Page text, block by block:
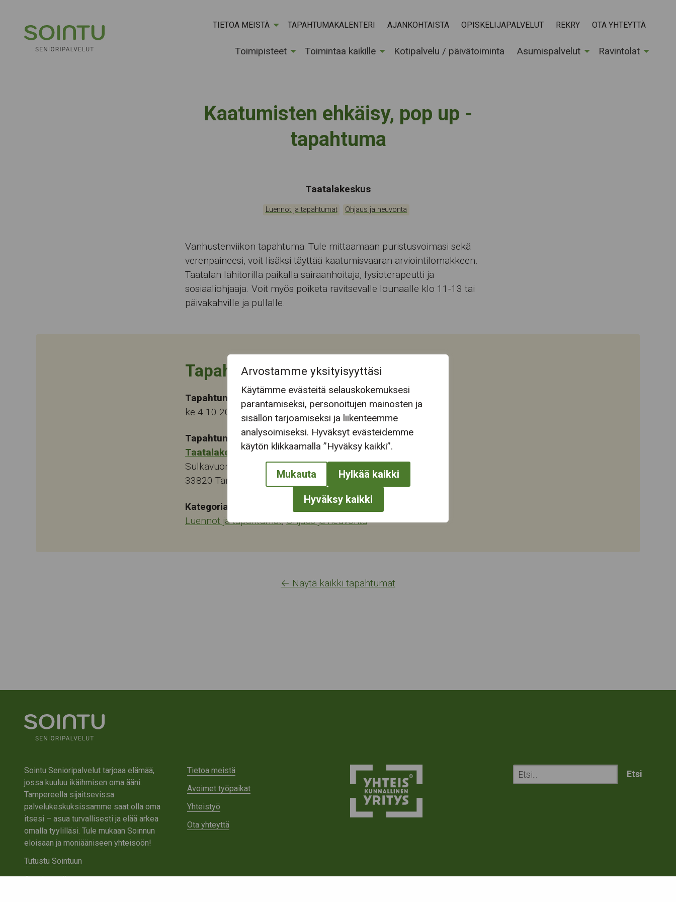
Arvostamme yksityisyyttäsi
Käytämme evästeitä selauskokemuksesi
parantamiseksi, personoitujen mainosten ja
sisällön tarjoamiseksi ja liikenteemme
analysoimiseksi. Hyväksyt evästeidemme
käytön klikkaamalla ”Hyväksy kaikki”.
Mukauta Hylkää kaikki
Hyväksy kaikki
TIETOA MEISTÄ TAPAHTUMAKALENTERI AJANKOHTAISTA OPISKELIJAPALVELUT REKRY OTA YHTEYTTÄ
Toimipisteet Toimintaa kaikille Kotipalvelu / päivätoiminta Asumispalvelut Ravintolat
Kaatumisten ehkäisy, pop up -
tapahtuma
Tapahtumapaikka:
Taatalakeskus
Kategoriat:
Luennot ja tapahtumat Ohjaus ja neuvonta
Vanhustenviikon tapahtuma: Tule mittaamaan puristusvoimasi sekä
verenpaineesi, voit lisäksi täyttää kaatumisvaaran arviointilomakkeen.
Taatalan lähitorilla paikalla sairaanhoitaja, fysioterapeutti ja
sosiaaliohjaaja. Voit myös poiketa ravitsevalle lounaalle klo 11-13 tai
päiväkahville ja pullalle.
Tapahtuman tiedot
Tapahtuma-aika
ke 4.10.2023 13:00
Tapahtumapaikka:
Taatalakeskus
Sulkavuorenkatu 6
33820 Tampere
Kategoriat:
Luennot ja tapahtumat,Ohjaus ja neuvonta
← Näytä kaikki tapahtumat
Sointu Senioripalvelut tarjoaa elämää,
jossa kuuluu ikäihmisen oma ääni.
Tampereella sijaitsevissa
palvelukeskuksissamme saat olla oma
itsesi – asua turvallisesti ja elää arkea
omalla tyylilläsi. Tule mukaan Soinnun
eloisaan ja moniääniseen yhteisöön!
Tutustu Sointuun
Ota yhteyttä
Tietoa meistä
Avoimet työpaikat
Yhteistyö
Ota yhteyttä
Etsi
sivustolta: